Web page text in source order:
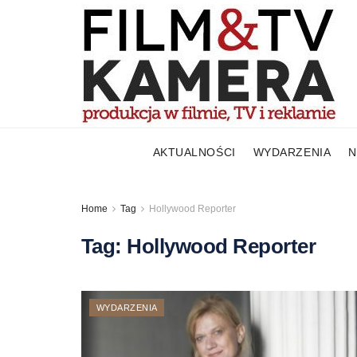
AKTUALNOŚCI WYDARZENIA
Home Tag Hollywood Reporter
Tag: Hollywood Reporter
WYDARZENIA